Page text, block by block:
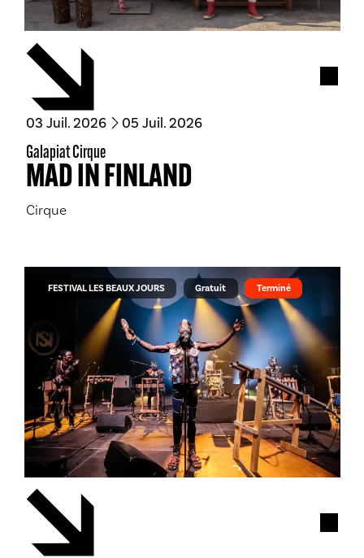
Galapiat Cirque
MAD IN FINLAND
Cirque
du
03 juillet
Juil. 2026 au
05 juillet
Juil. 2026
FESTIVAL LES BEAUX JOURS Gratuit Terminé